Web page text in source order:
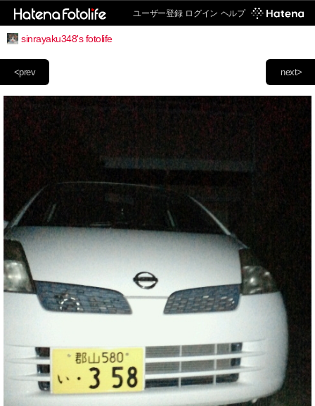
ユーザー登録 ログイン ヘルプ
sinrayaku348's fotolife
next>
<prev